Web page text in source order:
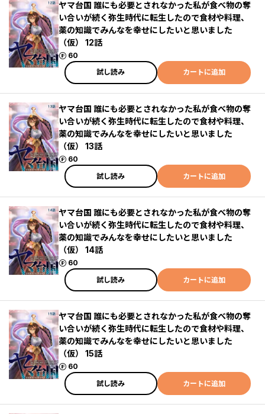
ヤマ台国 誰にも必要とされなかった私が食べ物の奪
い合いが続く弥生時代に転生したので食材や料理、
薬の知識でみんなを幸せにしたいと思いました
（仮） 12話
60
ポイント
試し読み
カートに追加
ヤマ台国 誰にも必要とされなかった私が食べ物の奪
い合いが続く弥生時代に転生したので食材や料理、
薬の知識でみんなを幸せにしたいと思いました
（仮） 13話
60
ポイント
試し読み
カートに追加
ヤマ台国 誰にも必要とされなかった私が食べ物の奪
い合いが続く弥生時代に転生したので食材や料理、
薬の知識でみんなを幸せにしたいと思いました
（仮） 14話
60
ポイント
試し読み
カートに追加
ヤマ台国 誰にも必要とされなかった私が食べ物の奪
い合いが続く弥生時代に転生したので食材や料理、
薬の知識でみんなを幸せにしたいと思いました
（仮） 15話
60
ポイント
試し読み
カートに追加